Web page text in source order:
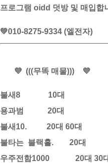
프로그램 oidd 덧방 및 매입합
💚010-8275-9334 (엘전자)
💜 (((무똑 매물))) 💜
불새8 10대
용과범 20대
불새10. 20대 60대
불타는 블랙홀. 20대
우주전함1000 20대 30